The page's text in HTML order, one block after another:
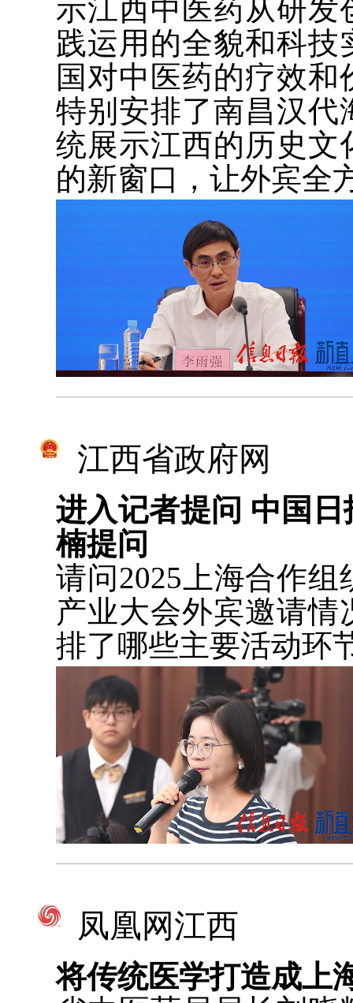
示江西中医药从研发
践运用的全貌和科
国对中医药的疗效
特别安排了南昌汉代
统展示江西的历史文
的新窗口，让外宾全
江西省政府网
进入记者提问 中国
楠提问
请问2025上海合作
产业大会外宾邀请
排了哪些主要活动环
凤凰网江西
将传统医学打造成上